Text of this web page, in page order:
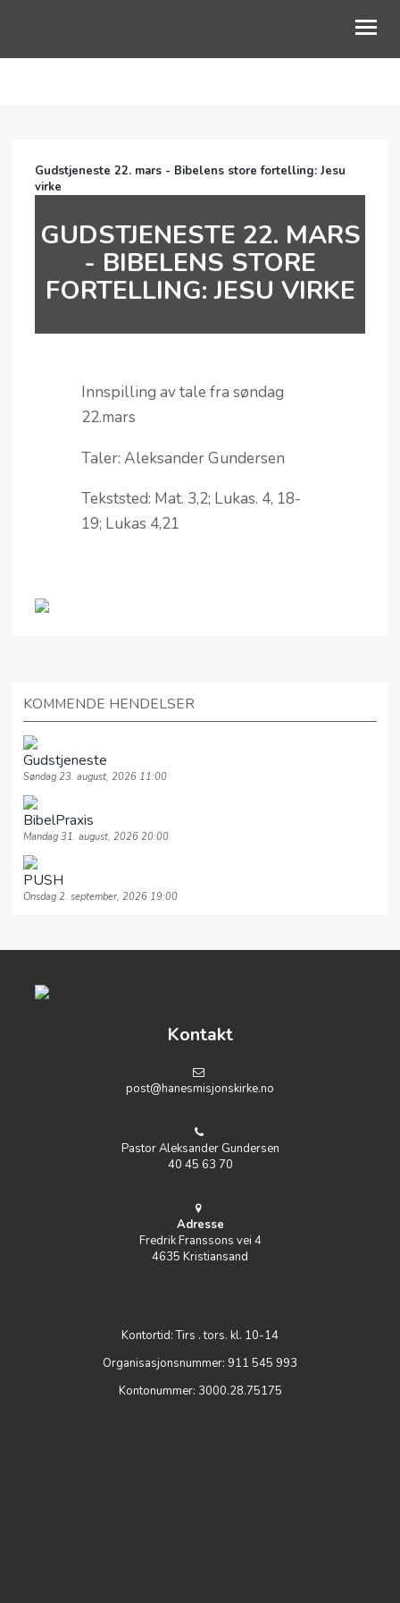
KALENDER
BLI GIVER
Gudstjeneste 22. mars - Bibelens store fortelling: Jesu
virke
GUDSTJENESTE 22. MARS
- BIBELENS STORE
FORTELLING: JESU VIRKE
Innspilling av tale fra søndag
22.mars
Taler: Aleksander Gundersen
Tekststed: Mat. 3,2; Lukas. 4, 18-
19; Lukas 4,21
KOMMENDE HENDELSER
Gudstjeneste
Søndag 23. august, 2026 11:00
BibelPraxis
Mandag 31. august, 2026 20:00
PUSH
Onsdag 2. september, 2026 19:00
Kontakt
post@hanesmisjonskirke.no
Pastor Aleksander Gundersen
40 45 63 70
Adresse
Fredrik Franssons vei 4
4635 Kristiansand
Kontortid: Tirs . tors. kl. 10-14
Organisasjonsnummer: 911 545 993
Kontonummer: 3000.28.75175